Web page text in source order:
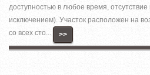
доступностью в любое время,
исключением). Участок расположен на
со всех сто...
>>